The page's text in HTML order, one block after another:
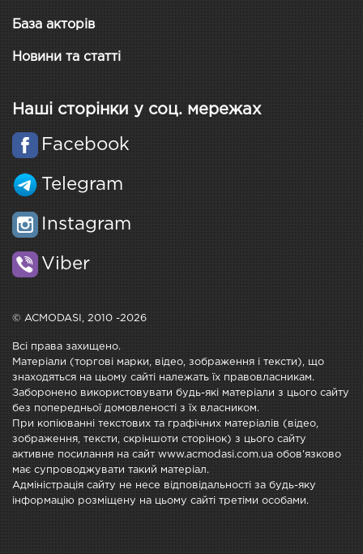
База акторів
Новини та статті
Наші сторінки у соц. мережах
Facebook
Telegram
Instagram
Viber
© ACMODASI, 2010 -2026
Всі права захищено.
Матеріали (торгові марки, відео, зображення і тексти), що
знаходяться на цьому сайті належать їх правовласникам.
Заборонено використовувати будь-які матеріали з цього сайту
без попередньої домовленості з їх власником.
При копіюванні текстових та графічних матеріалів (відео,
зображення, тексти, скріншоти сторінок) з цього сайту
активне посилання на сайт www.acmodasi.com.ua обов'язково
має супроводжувати такий матеріал.
Адміністрація сайту не несе відповідальності за будь-яку
інформацію розміщену на цьому сайті третіми особами.